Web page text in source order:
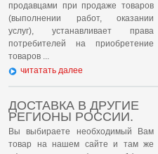
продавцами при продаже товаров
(выполнении работ, оказании
услуг), устанавливает права
потребителей на приобретение
товаров ...
читатать далее
ДОСТАВКА В ДРУГИЕ
РЕГИОНЫ РОССИИ.
Вы выбираете необходимый Вам
товар на нашем сайте и там же